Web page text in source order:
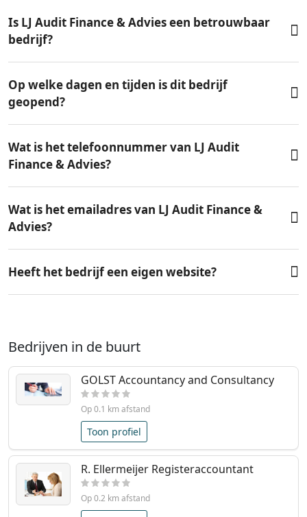
Is LJ Audit Finance & Advies een betrouwbaar
bedrijf?
Op welke dagen en tijden is dit bedrijf
geopend?
Wat is het telefoonnummer van LJ Audit
Finance & Advies?
Wat is het emailadres van LJ Audit Finance &
Advies?
Heeft het bedrijf een eigen website?
Bedrijven in de buurt
GOLST Accountancy and Consultancy
Op 0.1 km afstand
Toon profiel
R. Ellermeijer Registeraccountant
Op 0.2 km afstand